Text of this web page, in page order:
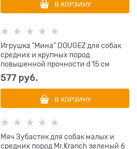
В КОРЗИНУ
Игрушка "Мина" DOUGEZ для собак
средних и крупных пород
повышенной прочности d 15 см
577 руб.
В КОРЗИНУ
Мяч Зубастик для собак малых и
средних пород Mr.Kranch зеленый 6